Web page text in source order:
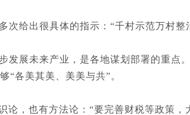
次给出很具体的指示：“千村示范万村整
发展未来产业，是各地谋划部署的重点
“各美其美、美美与共”。
论，也有方法论：“要完善财税等政策，